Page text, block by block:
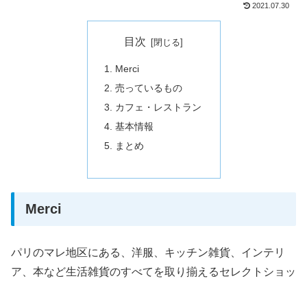
2021.07.30
目次
Merci
売っているもの
カフェ・レストラン
基本情報
まとめ
Merci
パリのマレ地区にある、洋服、キッチン雑貨、インテリ
ア、本など生活雑貨のすべてを取り揃えるセレクトショッ